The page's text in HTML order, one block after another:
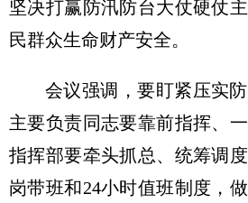
坚决打赢防汛防台大仗硬仗
民群众生命财产安全。
会议强调，要盯紧压实
主要负责同志要靠前指挥、
指挥部要牵头抓总、统筹调
岗带班和24小时值班制度，